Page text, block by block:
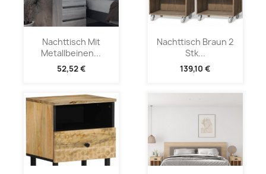
Nachttisch Mit
Metallbeinen...
52,52 €
Nachttisch Braun 2
Stk...
139,10 €